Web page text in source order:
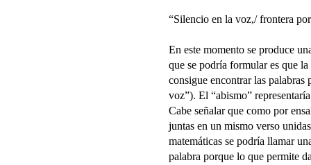
“Silencio en la voz,/ frontera
En este momento se produce
que se podría formular es que
consigue encontrar las palabras
voz”). El “abismo”
Cabe señalar que como por
juntas en un mismo verso
matemáticas se podría llamar
palabra porque lo que permite